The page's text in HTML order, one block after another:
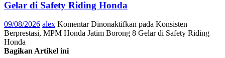
Gelar di Safety Riding Honda
09/08/2026 alex Komentar Dinonaktifkan pada Konsisten
Berprestasi, MPM Honda Jatim Borong 8 Gelar di Safety Riding
Honda
Bagikan Artikel ini